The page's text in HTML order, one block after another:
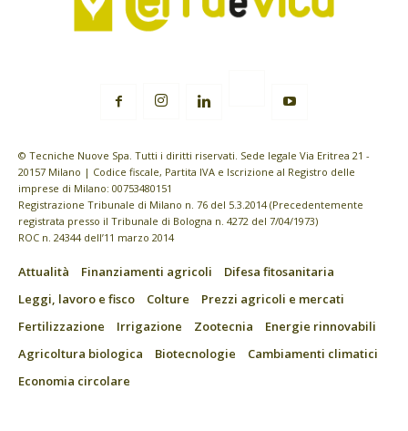
© Tecniche Nuove Spa. Tutti i diritti riservati. Sede legale Via Eritrea 21 -
20157 Milano | Codice fiscale, Partita IVA e Iscrizione al Registro delle
imprese di Milano: 00753480151
Registrazione Tribunale di Milano n. 76 del 5.3.2014 (Precedentemente
registrata presso il Tribunale di Bologna n. 4272 del 7/04/1973)
ROC n. 24344 dell’11 marzo 2014
Attualità Finanziamenti agricoli
Difesa fitosanitaria
Leggi, lavoro e fisco
Colture
Prezzi agricoli e mercati
Fertilizzazione
Irrigazione Zootecnia
Energie rinnovabili
Agricoltura biologica
Biotecnologie
Cambiamenti climatici
Economia circolare